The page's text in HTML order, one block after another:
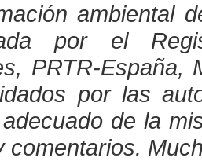
ambiental
por el
PRTR-España,
por las
de la
comentarios.